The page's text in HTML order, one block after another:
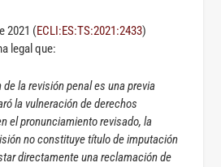
2021 (ECLI:ES:TS:2021:2433)
legal que:
de la revisión penal es una previa
la vulneración de derechos
el pronunciamiento revisado, la
no constituye título de imputación
directamente una reclamación de